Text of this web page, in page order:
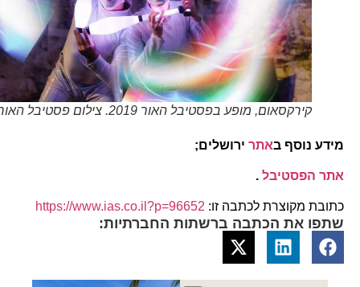
קירקסאום, מופע בפסטיבל האור 2019. צילום פסטיבל האור
מידע נוסף באתרירושלים;
אתר הפסטיבל.
כתובת מקוצרת לכתבה זו: https://www.ias.co.il?p=96652
שתפו את הכתבה ברשתות החברתיות: